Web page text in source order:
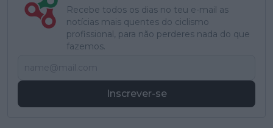
Recebe todos os dias no teu e-mail as
notícias mais quentes do ciclismo
profissional, para não perderes nada do que
fazemos.
Inscrever-se